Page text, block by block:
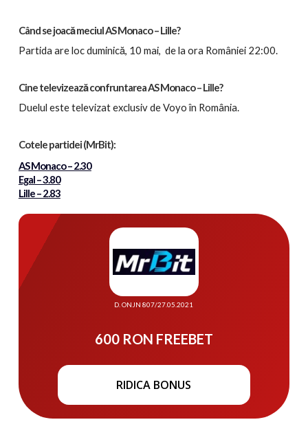
Când se joacă meciul AS Monaco – Lille?
Partida are loc duminică, 10 mai, de la ora României 22:00.
Cine televizează confruntarea AS Monaco – Lille?
Duelul este televizat exclusiv de Voyo în România.
Cotele partidei(MrBit):
AS Monaco – 2.30
Egal – 3.80
Lille – 2.83
D. ONJN 807/27.05.2021
600 RON FREEBET
RIDICA BONUS